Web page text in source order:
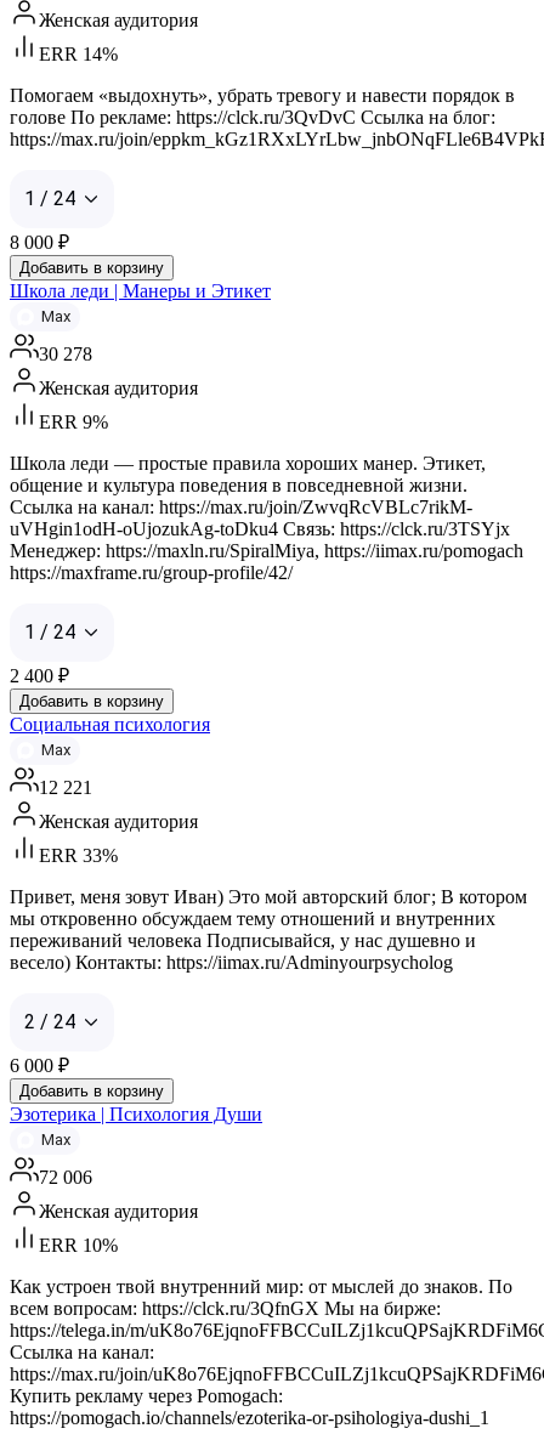
Женская аудитория
ERR 14%
Помогаем «выдохнуть», убрать тревогу и навести порядок в
голове По рекламе: https://clck.ru/3QvDvC Ссылка на блог:
https://max.ru/join/
1 / 24
8 000 ₽
Добавить в корзину
Школа леди | Манеры и Этикет
Max
30 278
Женская аудитория
ERR 9%
Школа леди — простые правила хороших манер. Этикет,
общение и культура поведения в повседневной жизни.
Ссылка на канал: https://max.ru/join/ZwvqRcVBLc7rikM-
uVHgin1odH-oUjozukAg-toDku4 Связь: https://clck.ru/3TSYjx
Менеджер: https://maxln.ru/SpiralMiya, https://iimax.ru/pomogach
https://maxframe.ru/group-profile/42/
1 / 24
2 400 ₽
Добавить в корзину
Социальная психология
Max
12 221
Женская аудитория
ERR 33%
Привет, меня зовут Иван) Это мой авторский блог; В котором
мы откровенно обсуждаем тему отношений и внутренних
переживаний человека Подписывайся, у нас душевно и
весело) Контакты: https://iimax.ru/Adminyourpsycholog
2 / 24
6 000 ₽
Добавить в корзину
Эзотерика | Психология Души
Max
72 006
Женская аудитория
ERR 10%
Как устроен твой внутренний мир: от мыслей до знаков. По
всем вопросам: https://clck.ru/3QfnGX Мы на бирже:
https://telega.in/m/
Ссылка на канал:
https://max.ru/join/
Купить рекламу через Pomogach:
https://pomogach.io/channels/ezoterika-or-psihologiya-dushi_1